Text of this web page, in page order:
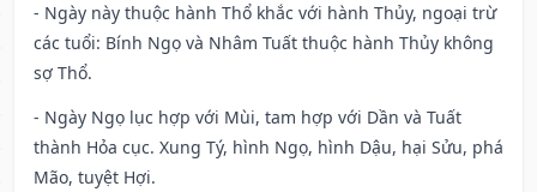
- Ngày này thuộc hành Thổ khắc với hành Thủy, ngoại trừ
các tuổi: Bính Ngọ và Nhâm Tuất thuộc hành Thủy không
sợ Thổ.
- Ngày Ngọ lục hợp với Mùi, tam hợp với Dần và Tuất
thành Hỏa cục. Xung Tý, hình Ngọ, hình Dậu, hại Sửu, phá
Mão, tuyệt Hợi.